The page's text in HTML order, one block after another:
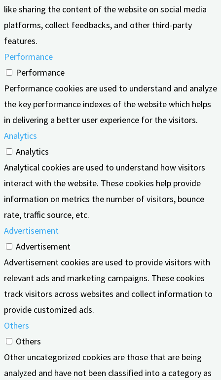
like sharing the content of the website on social media
platforms, collect feedbacks, and other third-party
features.
Performance
Performance
Performance cookies are used to understand and analyze
the key performance indexes of the website which helps
in delivering a better user experience for the visitors.
Analytics
Analytics
Analytical cookies are used to understand how visitors
interact with the website. These cookies help provide
information on metrics the number of visitors, bounce
rate, traffic source, etc.
Advertisement
Advertisement
Advertisement cookies are used to provide visitors with
relevant ads and marketing campaigns. These cookies
track visitors across websites and collect information to
provide customized ads.
Others
Others
Other uncategorized cookies are those that are being
analyzed and have not been classified into a category as